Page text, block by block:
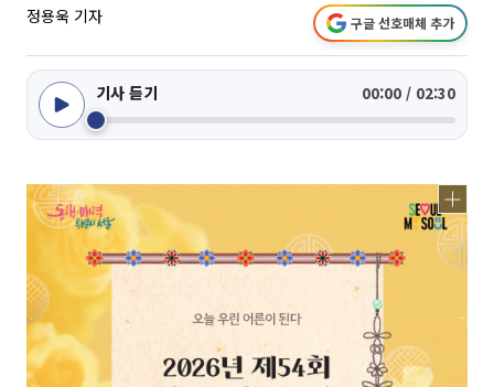
정용욱 기자 구글 선호매체 추가
기사 듣기 00:00 / 02:30